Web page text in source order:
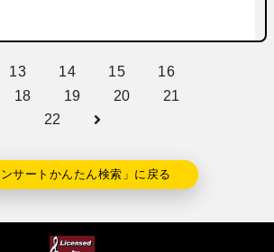
13 14 15
16
18 19 20
21
22
サートかんたん検索」に戻る